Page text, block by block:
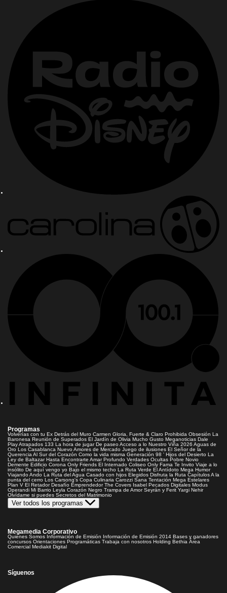
Programas
Volverías con tu Ex Detrás del Muro Carmen Gloria, Fuerte & Claro Prohibida Obsesión La
Baronesa Reunión de Superados El Jardín de Olivia Mucho Gusto Meganoticias Dale
PlayAtrapados 133 La hora de jugar De paseoAcceso a lo Nuestro Viña 2026 Aguas de
Oro Los Casablanca Nuevo Amores de Mercado Juego de ilusiones El Señor de la
Querencia Al Sur del Corazón Como la vida misma Generación 98 ' Hijos del Desierto La
Ley de Baltazar Hasta Encontrarte Amar Profundo Verdades Ocultas Pobre Novio
Demente Edificio Corona Only Friends El Internado Coliseo Only Fama Te Invito Viaje a lo
insólito De aquí vengo yo Bajo el mismo techo La Ruta Verde El Antídoto Mega Humor
Viajando Ando La Ruta del Agua Casado con hijos Elegidos Disfruta la Ruta CapítulosA la
punta del cerro Los Carsong's Copa Culinaria Carozzi Sana Tentación Mega Estelares
Plan V El Retador Desafío Emprendedor The Covers Isabel Pecados Digitales Modus
Operandi Mi Barrio Leyla Corazón Negro Trampa de Amor Seyrán y Ferit Yargi Nehir
Olvídame si puedes Secretos del Matrimonio
Ver todos los programas
Megamedia Corporativo
Quienes Somos Información de Emisión Información de Emisión 2014 Bases y ganadores
concursos Orientaciones Programáticas Trabaja con nosotros Holding Bethia Área
Comercial Mediakit Digital
Síguenos